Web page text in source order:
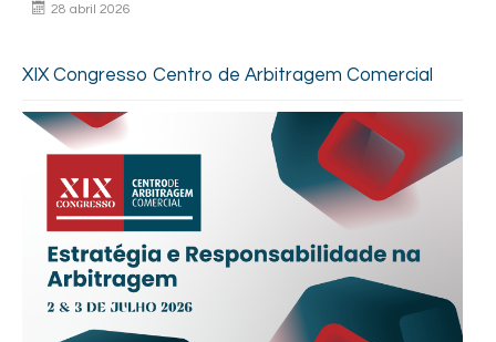
28 abril 2026
XIX Congresso Centro de Arbitragem Comercial